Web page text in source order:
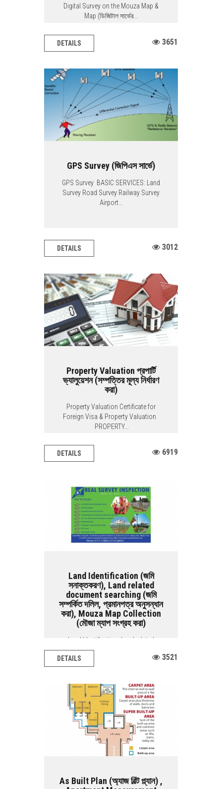
Digital Survey on the Mouza Map &
Map (ডিজিটাল সার্ভের...
DETAILS 3651
GPS Survey (জিপিএস সার্ভে)
GPS Survey BASIC SERVICES: Land
Survey Road Survey Railway Survey
Airport...
DETAILS 3012
Property Valuation প্রপার্টি
ভ্যালুয়েশন (সম্পত্তির মূল্য নির্ধারণ
করা)
Property Valuation Certificate for
Foreign Visa & Property Valuation
PROPERTY...
DETAILS 6919
Land Identification (জমি
সনাক্তকরণ), Land related
document searching (জমি
সম্পর্কিত দলিল, প্রমানপত্র অনুসন্ধান
করা), Mouza Map Collection
(মৌজা ম্যাপ সংগ্রহ করা)
Land Identification, Land related
document searching, Mouza map
DETAILS 3521
As Built Plan (অ্যাজ বিল্ট প্ল্যান) ,